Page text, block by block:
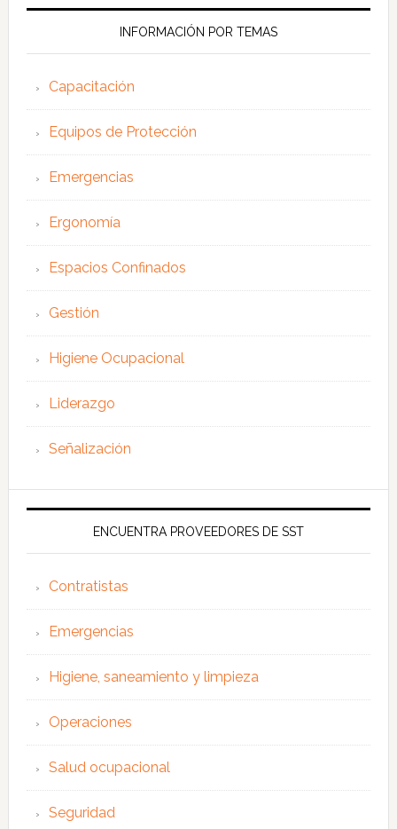
web
INFORMACIÓN POR TEMAS
Capacitación
Equipos de Protección
Emergencias
Ergonomía
Espacios Confinados
Gestión
Higiene Ocupacional
Liderazgo
Señalización
ENCUENTRA PROVEEDORES DE SST
Contratistas
Emergencias
Higiene, saneamiento y limpieza
Operaciones
Salud ocupacional
Seguridad